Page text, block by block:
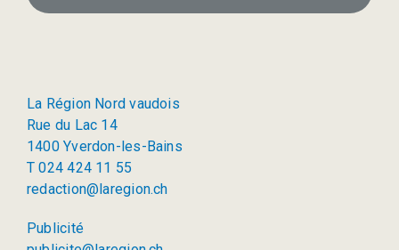
La Région Nord vaudois
Rue du Lac 14
1400 Yverdon-les-Bains
T 024 424 11 55
redaction@laregion.ch
Publicité